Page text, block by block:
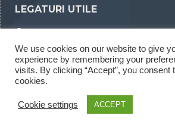
LEGATURI UTILE
Declaratii de interese
Rapoarte legea 52/2003
We use cookies on our website to give
experience by remembering your
visits. By clicking “Accept”, you consent
cookies.
Cookie settings ACCEPT